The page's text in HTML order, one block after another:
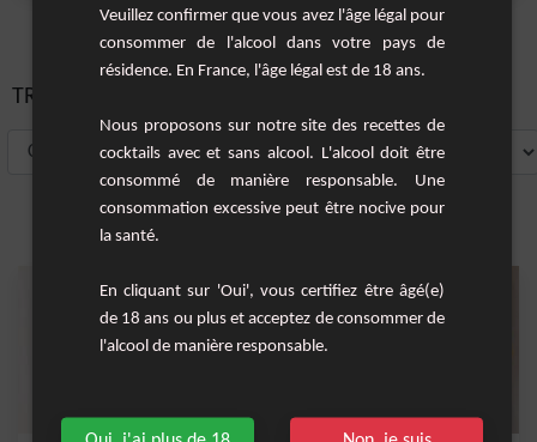
TRIER PAR:
Veuillez confirmer que vous avez l'âge légal pour
consommer de l'alcool dans votre pays de
résidence. En France, l'âge légal est de 18 ans.
Nous proposons sur notre site des recettes de
cocktails avec et sans alcool. L'alcool doit être
consommé de manière responsable. Une
consommation excessive peut être nocive pour
la santé.
En cliquant sur 'Oui', vous certifiez être âgé(e)
de 18 ans ou plus et acceptez de consommer de
l'alcool de manière responsable.